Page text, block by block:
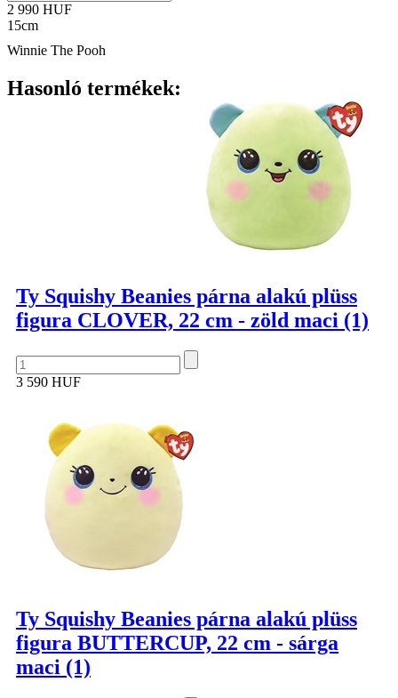
2 990 HUF
15cm
Winnie The Pooh
Hasonló termékek:
Ty Squishy Beanies párna alakú plüss
figura CLOVER, 22 cm - zöld maci (1)
3 590 HUF
Ty Squishy Beanies párna alakú plüss
figura BUTTERCUP, 22 cm - sárga
maci (1)